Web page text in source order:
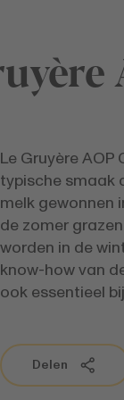
Le Gruyère
typische smaak
melk gewonnen
de zomer
worden in de
know-how van
ook essentieel
Delen